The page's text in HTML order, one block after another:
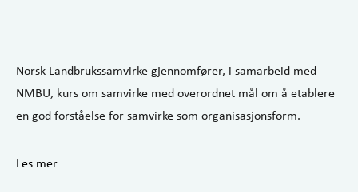
Norsk Landbrukssamvirke gjennomfører, i samarbeid med
NMBU, kurs om samvirke med overordnet mål om å etablere
en god forståelse for samvirke som organisasjonsform.
Les mer